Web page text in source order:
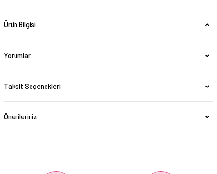
Ürün Bilgisi
Yorumlar
Taksit Seçenekleri
Önerileriniz